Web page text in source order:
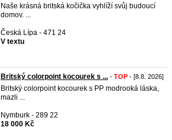
Naše krásná britská kočička vyhlíží svůj budoucí
domov. ...
Česká Lípa - 471 24
V textu
Britský colorpoint kocourek s ... - TOP - [8.8. 2026]
Britský colorpoint kocourek s PP modrooká láska,
mazli ...
Nymburk - 289 22
18 000 Kč